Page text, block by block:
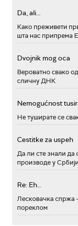
Da, ali...
Како преживети
шта нас припрема
Dvojnik mog oca
Вероватно свако
сличну ДНК
Nemogućnost
Не туширате се
Cestitke za uspeh
Да ли сте знали да
производе у Србији
Re: Eh...
Лесковачка спржа
пореклом